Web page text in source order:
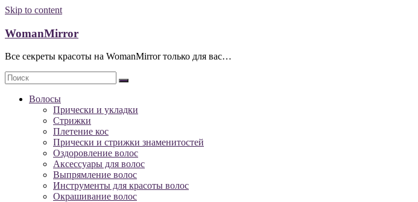
Skip to content
WomanMirror
Все секреты красоты на WomanMirror только для вас…
Волосы
Прически и укладки
Стрижки
Плетение кос
Прически и стрижки знаменитостей
Оздоровление волос
Аксессуары для волос
Выпрямление волос
Инструменты для красоты волос
Окрашивание волос